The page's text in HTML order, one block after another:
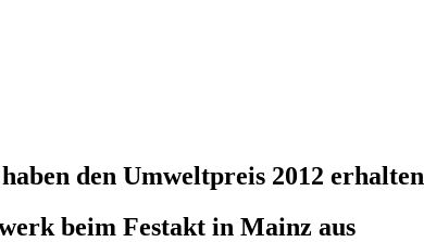
den Umweltpreis 2012 erhalten
beim Festakt in Mainz aus